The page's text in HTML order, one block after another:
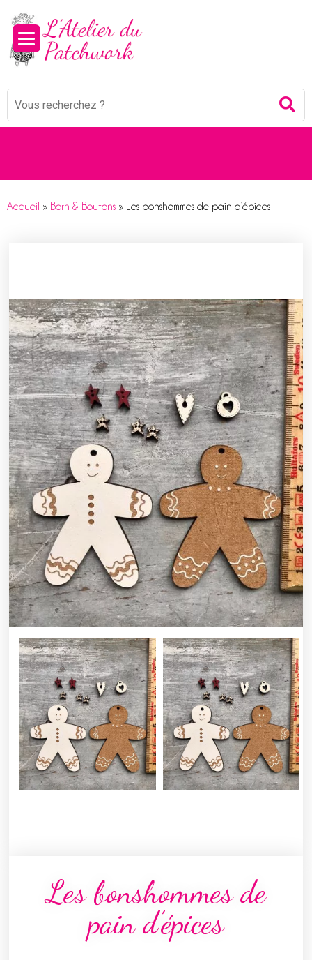
Mots
Accueil » Barn & Boutons » Les bonshommes de pain d’épices
Les bonshommes de
pain d’épices
Panneau de gestion des cookies